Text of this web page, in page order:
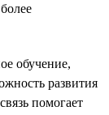
обучение,
развития
помогает